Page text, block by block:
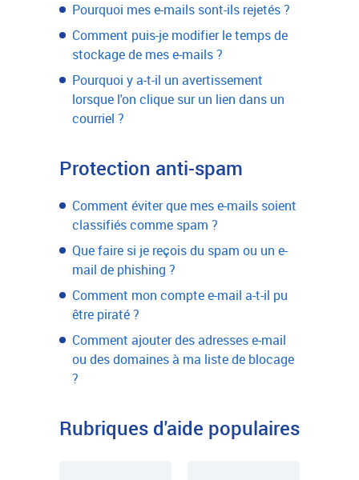
Pourquoi mes e-mails sont-ils rejetés ?
Comment puis-je modifier le temps de
stockage de mes e-mails ?
Pourquoi y a-t-il un avertissement
lorsque l'on clique sur un lien dans un
courriel ?
Protection anti-spam
Comment éviter que mes e-mails soient
classifiés comme spam ?
Que faire si je reçois du spam ou un e-
mail de phishing ?
Comment mon compte e-mail a-t-il pu
être piraté ?
Comment ajouter des adresses e-mail
ou des domaines à ma liste de blocage
?
Rubriques d'aide populaires